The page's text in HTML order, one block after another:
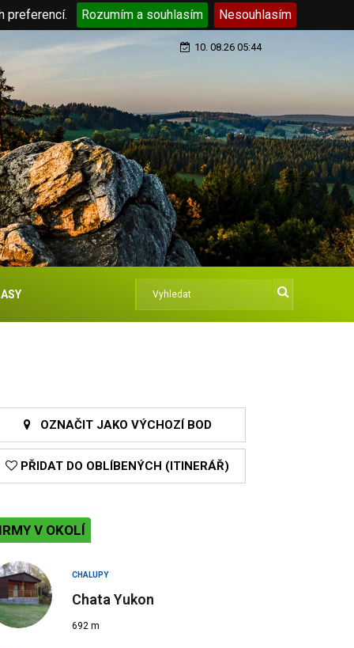
preferencí. Rozumím a souhlasím Nesouhlasím
10. 08.26 05:44
OZNAČIT JAKO VÝCHOZÍ BOD
PŘIDAT DO OBLÍBENÝCH (ITINERÁŘ)
V OKOLÍ
CHALUPY
Chata Yukon
692 m